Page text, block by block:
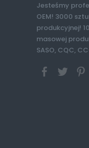
Jesteśmy
OEM! 3000
produkcyjnej!
masowej
SASO, CQC,